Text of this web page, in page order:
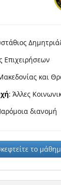
Επιχειρήσεων
και
: Άλλες
διανομή
το